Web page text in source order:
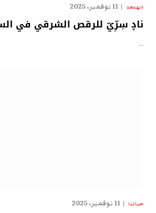
الهدهد 11 نوفمبر، 2025
نادٍ سِرِّيّ للرقص الشرقي في
…
حياتنا 11 نوفمبر، 2025